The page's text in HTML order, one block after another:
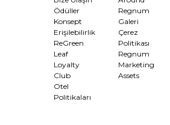
Ödüller
Konsept
Erişilebilirlik
ReGreen
Leaf
Loyalty
Club
Otel
Politikaları
Regnum
Galeri
Çerez
Politikası
Regnum
Marketing
Assets